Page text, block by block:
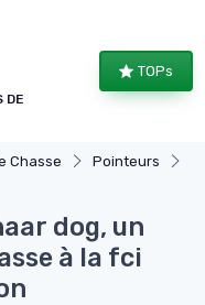
DE
TOPs
Chasse Pointeurs
dog, un
à la fci